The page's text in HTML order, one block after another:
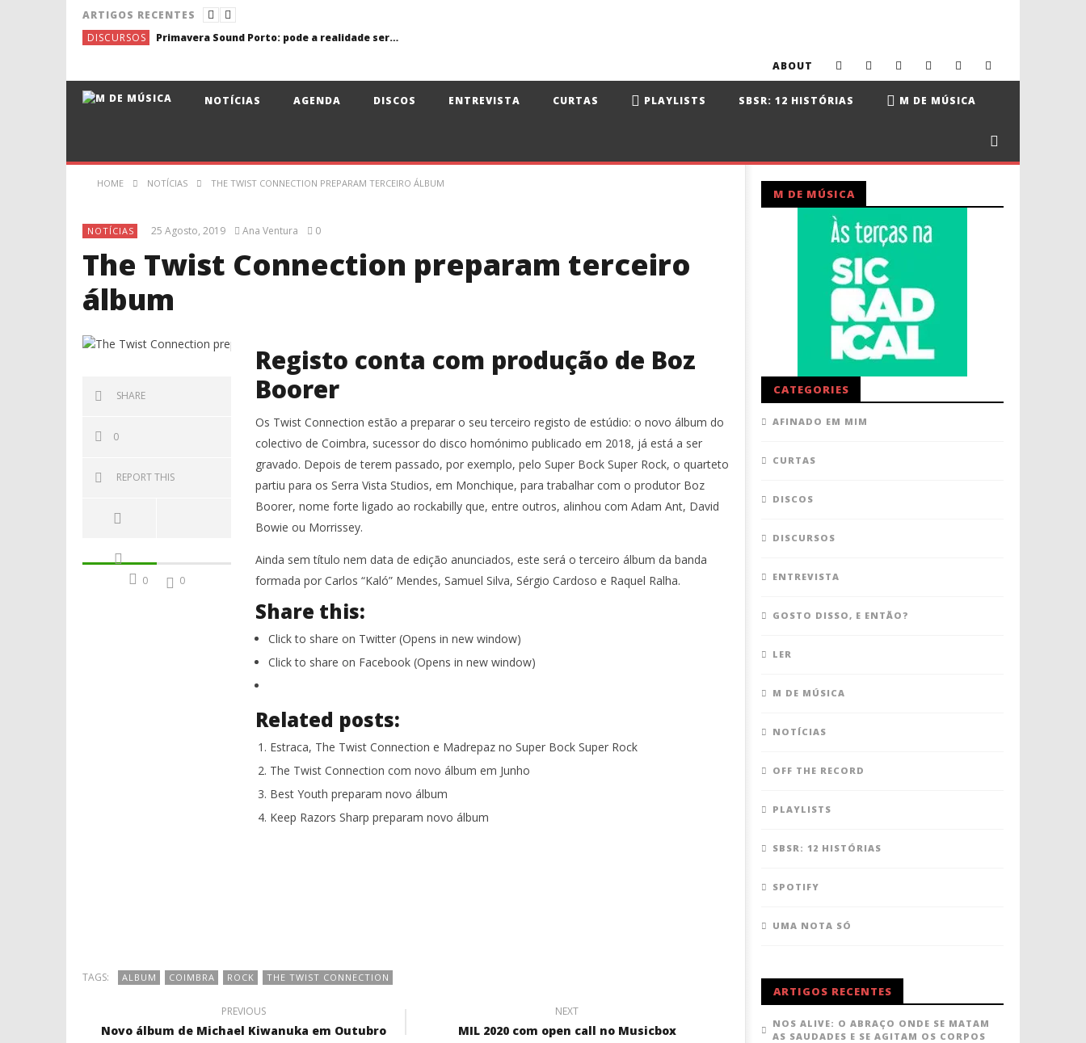
ARTIGOS RECENTES
DISCURSOS
Primavera Sound Porto: pode a realidade ser mais dura do que a ficção?
ABOUT
NOTÍCIAS AGENDA DISCOS ENTREVISTA CURTAS PLAYLISTS SBSR: 12 HISTÓRIAS M DE MÚSICA
HOME NOTÍCIAS THE TWIST CONNECTION PREPARAM TERCEIRO ÁLBUM
NOTÍCIAS 25 Agosto, 2019 Ana Ventura 0
The Twist Connection preparam terceiro
álbum
SHARE
0
REPORT THIS
0 0
Registo conta com produção de Boz
Boorer
Os Twist Connection estão a preparar o seu terceiro registo de estúdio: o novo álbum do
colectivo de Coimbra, sucessor do disco homónimo publicado em 2018, já está a ser
gravado. Depois de terem passado, por exemplo, pelo Super Bock Super Rock, o quarteto
partiu para os Serra Vista Studios, em Monchique, para trabalhar com o produtor Boz
Boorer, nome forte ligado ao rockabilly que, entre outros, alinhou com Adam Ant, David
Bowie ou Morrissey.
Ainda sem título nem data de edição anunciados, este será o terceiro álbum da banda
formada por Carlos “Kaló” Mendes, Samuel Silva, Sérgio Cardoso e Raquel Ralha.
Share this:
Click to share on Twitter (Opens in new window)
Click to share on Facebook (Opens in new window)
Related posts:
Estraca, The Twist Connection e Madrepaz no Super Bock Super Rock
The Twist Connection com novo álbum em Junho
Best Youth preparam novo álbum
Keep Razors Sharp preparam novo álbum
TAGS: ALBUM COIMBRA ROCK THE TWIST CONNECTION
PREVIOUS
Novo álbum de Michael Kiwanuka em Outubro
NEXT
MIL 2020 com open call no Musicbox
M DE MÚSICA
CATEGORIES
AFINADO EM MIM
CURTAS
DISCOS
DISCURSOS
ENTREVISTA
GOSTO DISSO, E ENTÃO?
LER
M DE MÚSICA
NOTÍCIAS
OFF THE RECORD
PLAYLISTS
SBSR: 12 HISTÓRIAS
SPOTIFY
UMA NOTA SÓ
ARTIGOS RECENTES
NOS ALIVE: O ABRAÇO ONDE SE MATAM
AS SAUDADES E SE AGITAM OS CORPOS